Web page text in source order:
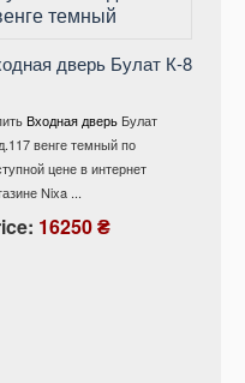
дверь Булат К-8
Входная дверьБулат
венге темный по
цене в интернет
Nixa ...
16250 ₴